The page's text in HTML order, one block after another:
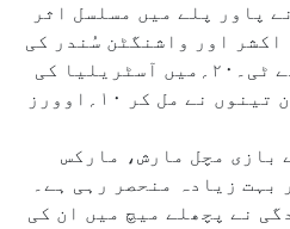
پاور پلے میں مسلسل اثر
اکشر اور واشنگٹن سُندر کی
اسپن گیندبازی نے چوتھے ٹی۔۲۰؍میں آسٹریلیا کی
کمر توڑ دی تھی، جہاں ان تینوں نے مل کر ۱۰؍اوورز
بازی مچل مارش، مارکس
بہت زیادہ منحصر رہی ہے۔
نے پچھلے میچ میں ان کی